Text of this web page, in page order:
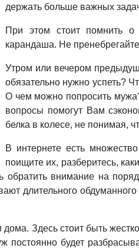
держать больше важных
При этом стоит помнить
карандаша. Не
Утром или вечером
обязательно нужно успеть?
О чем можно попросить
вопросы помогут Вам
белка в колесе, не понимая,
В интернете есть
поищите их, разберитесь,
обратить внимание на
длительного
Здесь стоит быть
будет